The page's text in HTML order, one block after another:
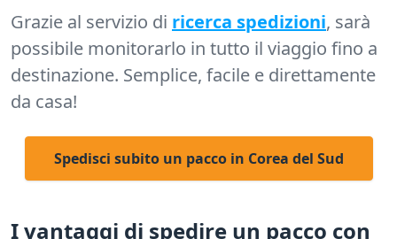
Grazie al servizio di ricerca spedizioni, sarà
possibile monitorarlo in tutto il viaggio fino a
destinazione. Semplice, facile e direttamente
da casa!
Spedisci subito un pacco in Corea del Sud
I vantaggi di spedire un pacco con